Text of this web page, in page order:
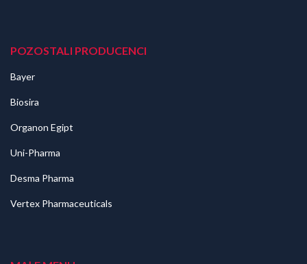
POZOSTALI PRODUCENCI
Bayer
Biosira
Organon Egipt
Uni-Pharma
Desma Pharma
Vertex Pharmaceuticals